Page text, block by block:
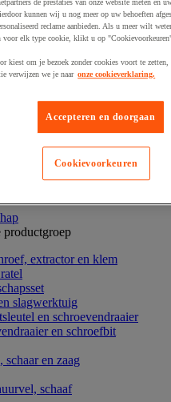
voor elektrisch schakelpaneel
en kabel
kabel
stekkerdoos en kapelhaspel
en schakelaar
en gereedschapkoffer
en opbergtas
en versterkte kist
extractor en klem
slagwerktuig
en schroevendraaier
en schroefbit
schaar en zaag
schaaf
de prestaties van onze website meten en
kunnen wij u nog meer op uw behoeften
reclame aanbieden. Als u meer wilt
voor elk type cookie, klikt u op
kiest om je bezoek zonder cookies voort te
verwijzen we je naar onze cookieverklaring.
Accepteren en doorgaan
Cookievoorkeuren